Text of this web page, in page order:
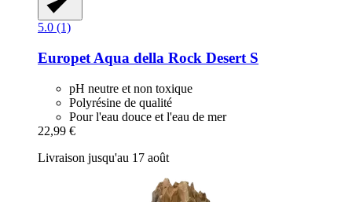
5.0 (1)
Europet Aqua della Rock Desert S
pH neutre et non toxique
Polyrésine de qualité
Pour l'eau douce et l'eau de mer
22,99 €
Livraison jusqu'au 17 août